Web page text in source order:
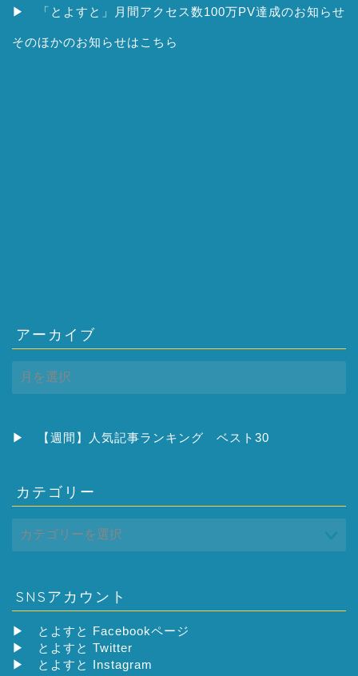
▶ 「とよすと」月間アクセス数100万PV達成のお知らせ
そのほかのお知らせはこちら
アーカイブ
ー
ブ
▶ 【週間】人気記事ランキング ベスト30
カテゴリー
SNSアカウント
▶
とよすと Facebookページ
▶
とよすと Twitter
▶
とよすと Instagram